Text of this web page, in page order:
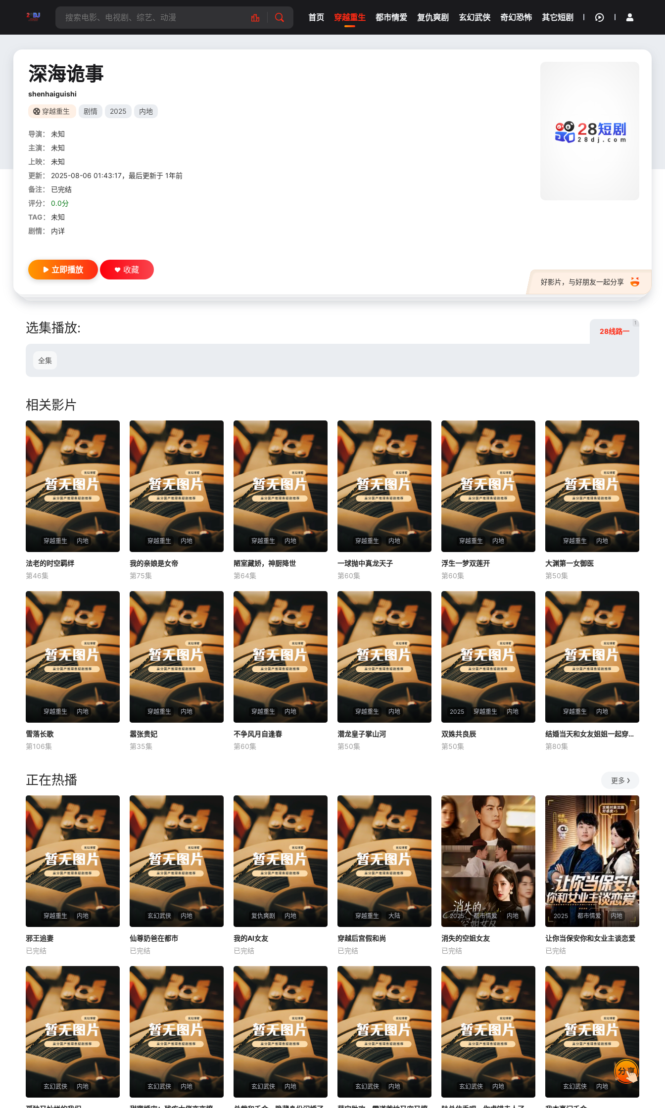
首页 穿越重生 都市情爱 复仇爽剧 玄幻武侠 奇幻恐怖 其它短剧
我的观影记录
深海诡事
shenhaiguishi
穿越重生 剧情 2025 内地
导演：
未知
主演：
未知
上映：
未知
更新：
2025-08-06 01:43:17，最后更新于 1年前
备注：
已完结
评分：
0.0分
TAG：
未知
剧情：
内详
好影片，与好朋友一起分享
立即播放 收藏
选集播放: 28线路一
1
全集
相关影片
穿越重生 内地
法老的时空羁绊
未知
法老的时空羁绊
第46集
穿越重生 内地
我的亲娘是女帝
未知
我的亲娘是女帝
第75集
穿越重生 内地
陋室藏娇，神厨降世
未知
陋室藏娇，神厨降世
第64集
穿越重生 内地
一球抛中真龙天子
未知
一球抛中真龙天子
第60集
穿越重生 内地
浮生一梦双莲开
未知
浮生一梦双莲开
第60集
穿越重生 内地
大渊第一女御医
未知
大渊第一女御医
第50集
穿越重生 内地
雪落长歌
未知
雪落长歌
第106集
穿越重生 内地
嚣张贵妃
未知
嚣张贵妃
第35集
穿越重生 内地
不争风月自逢春
未知
不争风月自逢春
第60集
穿越重生 内地
潜龙皇子掌山河
未知
潜龙皇子掌山河
第50集
2025 穿越重生 内地
双姝共良辰
未知
双姝共良辰
第50集
穿越重生 内地
结婚当天和女友姐姐一起穿越了
何釗遠、邵依蕊
结婚当天和女友姐姐一起穿越了
第80集
正在热播 更多
穿越重生 内地
邪王追妻
未知
邪王追妻
已完结
玄幻武侠 内地
仙尊奶爸在都市
未知
仙尊奶爸在都市
已完结
复仇爽剧 内地
我的AI女友
未知
我的AI女友
已完结
穿越重生 大陆
穿越后宫假和尚
未知
穿越后宫假和尚
已完结
2025 都市情爱 内地
消失的空姐女友
未知
消失的空姐女友
已完结
2025 都市情爱 内地
未知
让你当保安你和女业主谈恋爱
已完结
玄幻武侠 内地 玄幻武侠 内地 玄幻武侠 内地 玄幻武侠 内地 玄幻武侠 内地 玄幻武侠 内地